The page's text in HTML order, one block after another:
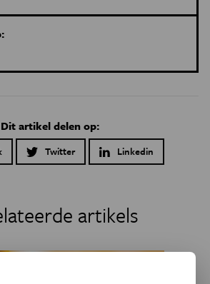
Dit artikel delen op:
Twitter Linkedin
artikels